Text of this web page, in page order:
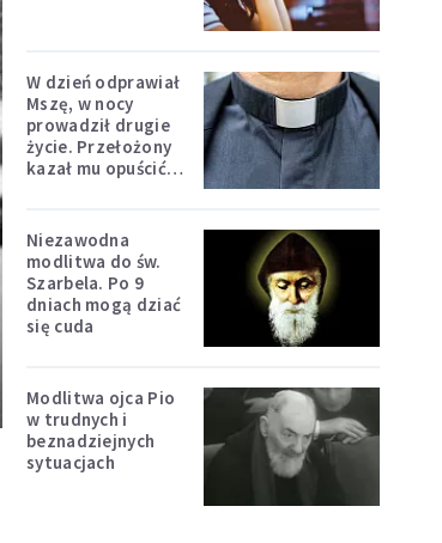
W dzień odprawiał
Mszę, w nocy
prowadził drugie
życie. Przełożony
kazał mu opuścić
Niezawodna
modlitwa do św.
Szarbela. Po 9
dniach mogą dziać
się cuda
Modlitwa ojca Pio
w trudnych i
beznadziejnych
sytuacjach